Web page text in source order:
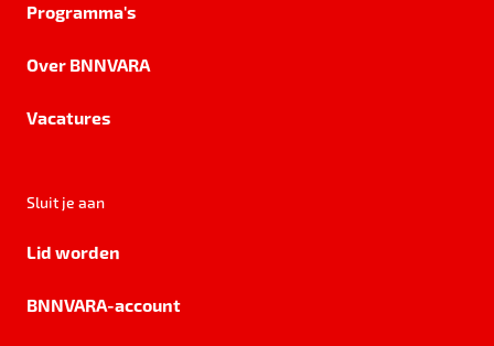
Programma's
Over BNNVARA
Vacatures
Sluit je aan
Lid worden
BNNVARA-account